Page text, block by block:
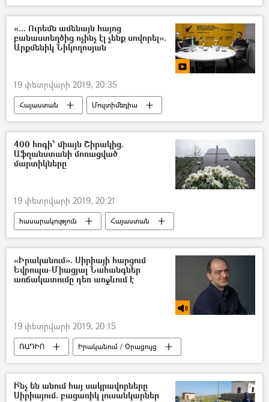
«... Ուրեմն ամենայն հայոց
բանաստեղծից ոչինչ էլ չենք սովորել».
Արքմենիկ Նիկողոսյան
19 փետրվարի 2019, 20:35
Հայաստան
Մուլտիմեդիա
Տեսանյութեր
ՌԱԴԻՈ
Հովհաննես Թումանյան
400 հոգի՝ միայն Շիրակից.
Աֆղանստանի մոռացված
մարտիկները
19 փետրվարի 2019, 20:21
հասարակություն
Հայաստան
ԽՍՀՄ
«Իրականում». Սիրիայի հարցում
Եվրոպա-Միացյալ Նահանգներ
առճակատումը դեռ առջևում է
19 փետրվարի 2019, 20:15
ՌԱԴԻՈ Իրականում / Օրացույց
Ի՞նչ են անում հայ սակրավորները
Սիրիայում. բացառիկ լուսանկարներ